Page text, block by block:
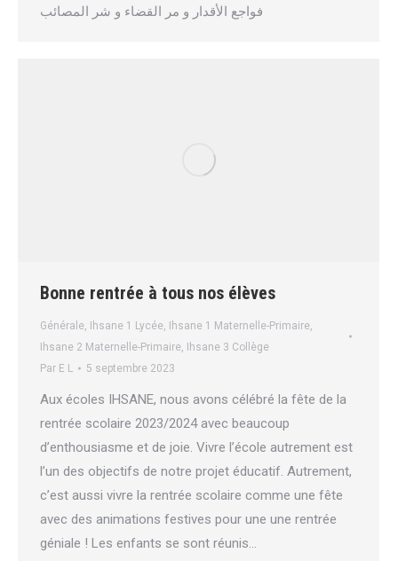
فواجع الأقدار و مر القضاء و شر المصائب
Bonne rentrée à tous nos élèves
Générale, Ihsane 1 Lycée, Ihsane 1 Maternelle-Primaire,
Ihsane 2 Maternelle-Primaire,
Ihsane 3 Collège
Par E L 5 septembre 2023
Aux écoles IHSANE, nous avons célébré la fête de la
rentrée scolaire 2023/2024 avec beaucoup
d’enthousiasme et de joie. Vivre l’école autrement est
l’un des objectifs de notre projet éducatif. Autrement,
c’est aussi vivre la rentrée scolaire comme une fête
avec des animations festives pour une une rentrée
géniale ! Les enfants se sont réunis…